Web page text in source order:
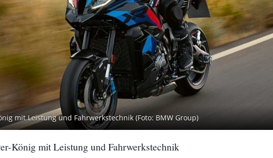
mit Leistung und Fahrwerkstechnik (Foto: BMW Group)
König mit Leistung und Fahrwerkstechnik